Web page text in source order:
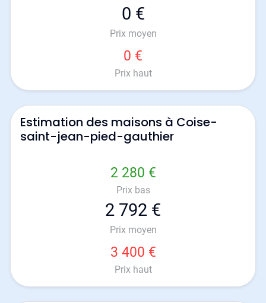
0 €
Prix moyen
0 €
Prix haut
Estimation des maisons à Coise-
saint-jean-pied-gauthier
2 280 €
Prix bas
2 792 €
Prix moyen
3 400 €
Prix haut